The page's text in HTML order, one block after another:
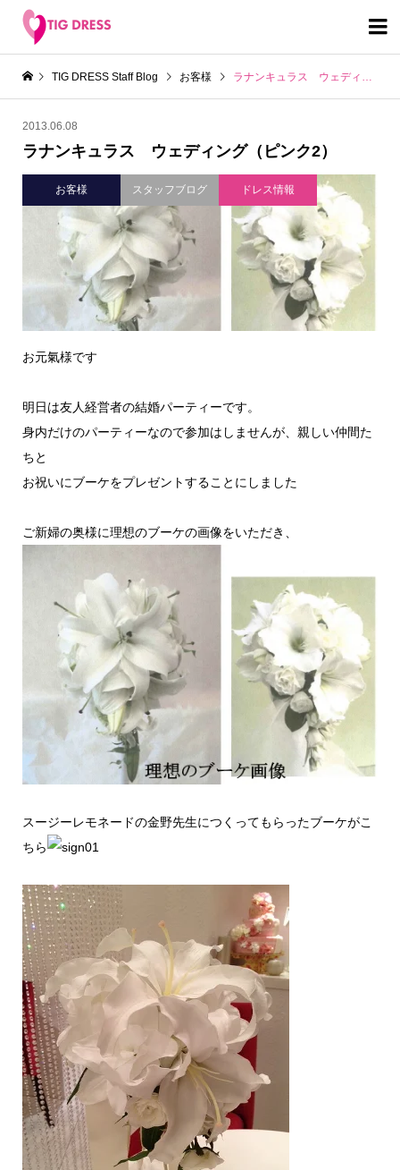

TIG DRESS Staff Blog お客様 ラナンキュラス ウェディング（ピンク2）
2013.06.08
ラナンキュラス ウェディング（ピンク2）
お客様 スタッフブログ ドレス情報
お元氣様です
明日は友人経営者の結婚パーティーです。
身内だけのパーティーなので参加はしませんが、親しい仲間た
ちと
お祝いにブーケをプレゼントすることにしました
ご新婦の奥様に理想のブーケの画像をいただき、
スージーレモネードの金野先生につくってもらったブーケがこ
ちら